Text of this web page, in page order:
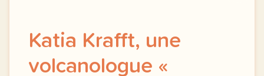
Katia Krafft, une
volcanologue «